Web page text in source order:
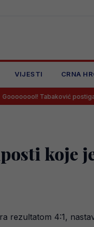
VIJESTI CRNA
postigao prvijenac
koje
rezultatom 4:1,